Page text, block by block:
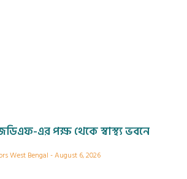
এর পক্ষ থেকে স্বাস্থ্য ভবনে
West Bengal August 6, 2026